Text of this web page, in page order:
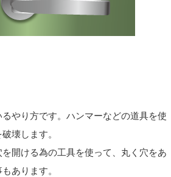
るやり方です。ハンマーなどの道具を使
壊します。
開ける為の工具を使って、丸く穴をあ
あります。